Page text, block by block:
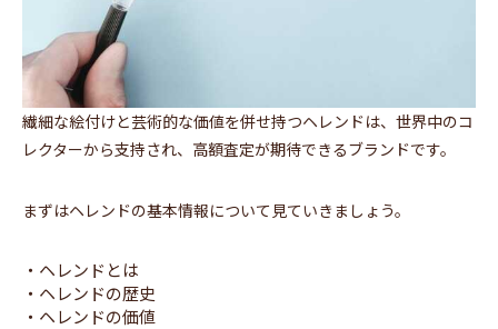
繊細な絵付けと芸術的な価値を併せ持つヘレンドは、世界中のコ
レクターから支持され、高額査定が期待できるブランドです。
まずはヘレンドの基本情報について見ていきましょう。
・ヘレンドとは
・ヘレンドの歴史
・ヘレンドの価値